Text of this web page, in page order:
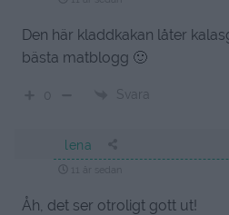
Den här kladdkakan låter
bästa matblogg 🙂
Svara
lena
11 år sedan
Åh, det ser otroligt gott ut!